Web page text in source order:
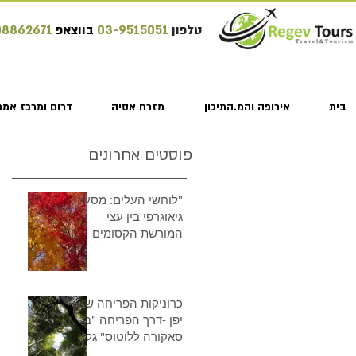
טלפון 03-9515051 בווצאפ
בית אירופה והמ.התיכון מזרח אסיה דרום ומרכז
פוסטים אחרונים
"לוחשי העלים: מסע
גיאוגרפי בין עצי
המורשת הקסומים
כרוניקות הפריחה של
יפן -דרך הפריחה "בין
סאקורה ללוטוס" גלו